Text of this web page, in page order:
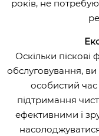
років, не
Оскільки піскові
обслуговування,
особистий час
підтримання
ефективними і